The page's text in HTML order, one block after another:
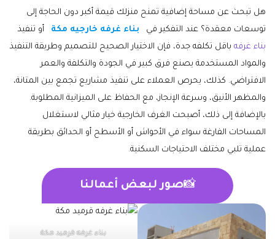
هل تبحث عن مساحة إضافية تمنح منزلك قيمة أكبر دون الحاجة إلى
توسعات معقدة؟ عند التفكير في
بناء غرفه خارجيه مكة
أو تنفيذ
بناء غرفه باقل تكلفه جدة، فإن الاختيار الصحيح للتصميم وطريقة التنفيذ
والمواد المستخدمة يصنع فرق كبير في الجودة والتكلفة والعمر
الافتراضي. كذلك، يحرص العملاء على تنفيذ مشاريع تجمع بين المتانة،
والمظهر الأنيق، وسرعة الإنجاز، مع الحفاظ على الميزانية المطلوبة.
بالإضافة إلى ذلك، أصبحت الغرف الخارجية خيار مثالي لاستغلال
المساحات الفارغة سواء في الأحواش أو الأسطح أو الحدائق بطريقة
عملية تلبي مختلف الاحتياجات السكنية.
📸صور لبعض أعمالنا
بناء غرفه قرميد مكة